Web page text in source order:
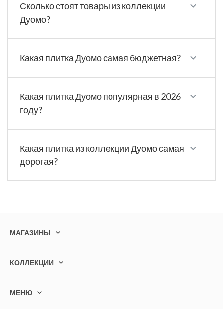
Сколько стоят товары из коллекции
Дуомо?
Какая плитка Дуомо самая бюджетная?
Какая плитка Дуомо популярная в 2026
году?
Какая плитка из коллекции Дуомо самая
дорогая?
МАГАЗИНЫ
КОЛЛЕКЦИИ
МЕНЮ